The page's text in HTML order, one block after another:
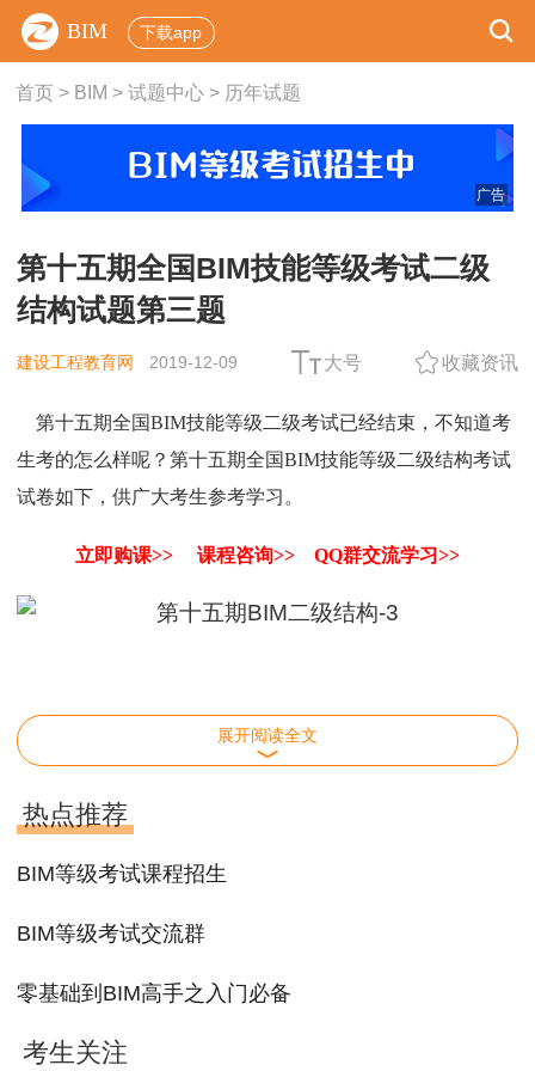
BIM 下载app
首页> BIM > 试题中心> 历年试题
广告
第十五期全国BIM技能等级考试二级
结构试题第三题
建设工程教育网 2019-12-09 大号 收藏资讯
第十五期全国BIM技能等级二级考试已经结束，不知道考
生考的怎么样呢？第十五期全国BIM技能等级二级结构考试
试卷如下，供广大考生参考学习。
立即购课>> 课程咨询>> QQ群交流学习>>
BIM等级课程招生 立即查看>>
展开阅读全文
热点推荐
BIM等级考试课程招生
BIM等级考试交流群
零基础到BIM高手之入门必备
考生关注